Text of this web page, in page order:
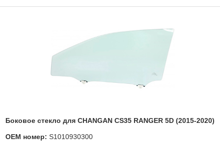
Боковое стекло для CHANGAN CS35 RANGER 5D (2015-2020)
OEM номер: S1010930300